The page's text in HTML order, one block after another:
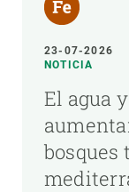
23-07-2026
NOTICIA
El agua
bosques